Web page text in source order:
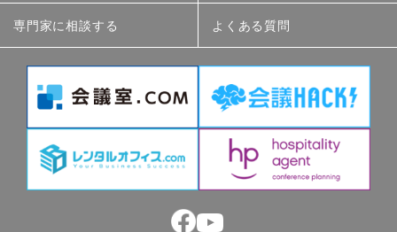
専門家に相談する よくある質問